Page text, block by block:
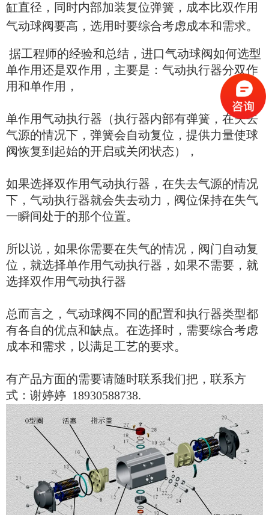
缸直径，同时内部加装复位弹簧，成本比双作用
气动球阀要高，选用时要综合考虑成本和需求。
据工程师的经验和总结，进口气动球阀如何选型
单作用还是双作用，主要是： 气动执行器分双作
用和单作用，
单作用气动执行器（执行器内部有弹簧，在失去
气源的情况下，弹簧会自动复位，提供力量使球
阀恢复到起始的开启或关闭状态），
如果选择双作用气动执行器，在失去气源的情况
下，气动执行器就会失去动力，阀位保持在失气
一瞬间处于的那个位置。
所以说，如果你需要在失气的情况，阀门自动复
位，就选择单作用气动执行器，如果不需要，就
选择双作用气动执行器
总而言之，气动球阀不同的配置和执行器类型都
有各自的优点和缺点。在选择时，需要综合考虑
成本和需求，以满足工艺的要求。
有产品方面的需要请随时联系我们把，联系方
式：谢婷婷 18930588738.